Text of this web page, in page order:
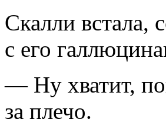
Скалли встала,
с его
— Ну хватит,
за плечо.